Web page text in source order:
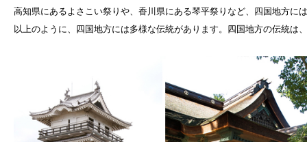
高知県にあるよさこい祭りや、香川県にある琴平祭りなど、四国地方に
以上のように、四国地方には多様な伝統があります。四国地方の伝統は